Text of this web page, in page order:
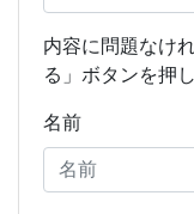
内容に問題なけ
る」ボタンを押
名前